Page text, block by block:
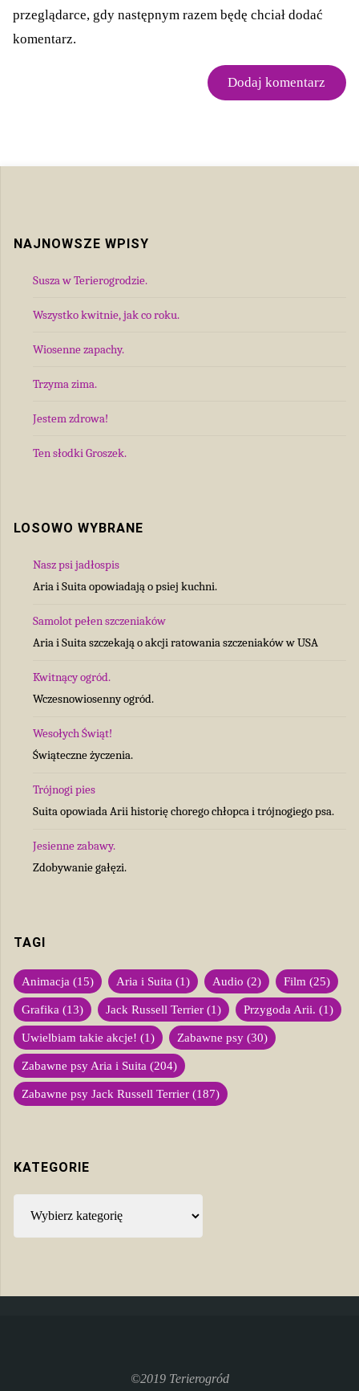
przeglądarce, gdy następnym razem będę chciał dodać
komentarz.
NAJNOWSZE WPISY
Susza w Terierogrodzie.
Wszystko kwitnie, jak co roku.
Wiosenne zapachy.
Trzyma zima.
Jestem zdrowa!
Ten słodki Groszek.
LOSOWO WYBRANE
Nasz psi jadłospis
Aria i Suita opowiadają o psiej kuchni.
Samolot pełen szczeniaków
Aria i Suita szczekają o akcji ratowania szczeniaków w USA
Kwitnący ogród.
Wczesnowiosenny ogród.
Wesołych Świąt!
Świąteczne życzenia.
Trójnogi pies
Suita opowiada Arii historię chorego chłopca i trójnogiego psa.
Jesienne zabawy.
Zdobywanie gałęzi.
TAGI
Animacja (15) Aria i Suita (1) Audio (2) Film (25)
Grafika (13) Jack Russell Terrier (1) Przygoda Arii. (1)
Uwielbiam takie akcje! (1) Zabawne psy (30)
Zabawne psy Aria i Suita (204)
Zabawne psy Jack Russell Terrier (187)
KATEGORIE
©2019 Terierogród